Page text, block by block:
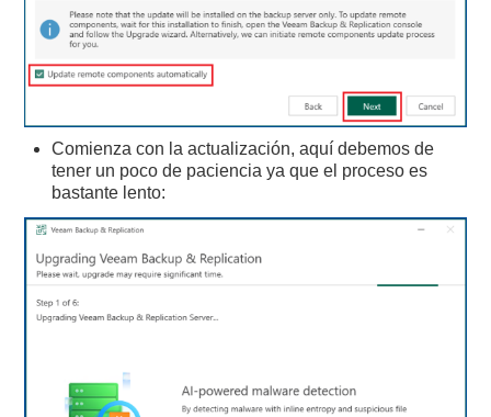
Comienza con la actualización, aquí debemos de
tener un poco de paciencia ya que el proceso es
bastante lento: